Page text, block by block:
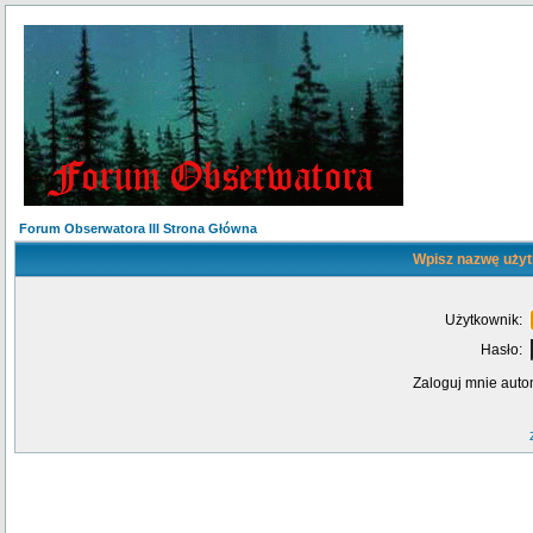
Forum Obserwatora III Strona Główna
Wpisz nazwę
Użytkownik:
Hasło:
Zaloguj mnie